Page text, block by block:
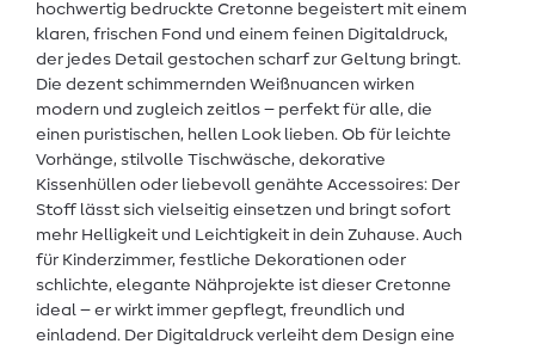
hochwertig bedruckte Cretonne begeistert mit einem
klaren, frischen Fond und einem feinen Digitaldruck,
der jedes Detail gestochen scharf zur Geltung bringt.
Die dezent schimmernden Weißnuancen wirken
modern und zugleich zeitlos – perfekt für alle, die
einen puristischen, hellen Look lieben. Ob für leichte
Vorhänge, stilvolle Tischwäsche, dekorative
Kissenhüllen oder liebevoll genähte Accessoires: Der
Stoff lässt sich vielseitig einsetzen und bringt sofort
mehr Helligkeit und Leichtigkeit in dein Zuhause. Auch
für Kinderzimmer, festliche Dekorationen oder
schlichte, elegante Nähprojekte ist dieser Cretonne
ideal – er wirkt immer gepflegt, freundlich und
einladend. Der Digitaldruck verleiht dem Design eine